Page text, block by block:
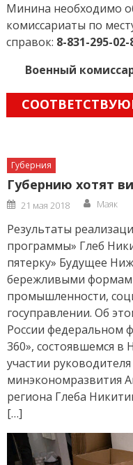
Минина необходимо
комиссариаты по
справок: 8-831-295-02-
Военный
Губерния
Губернию хотят
Posted
on
21 мая 2018 Author
Маяк
Результаты
программы» Глеб
пятерку» Будущее
бережливыми
промышленности,
госуправлении. Об
России федеральном
360», состоявшемся
участии
минэкономразвития
региона Глеба
[…]